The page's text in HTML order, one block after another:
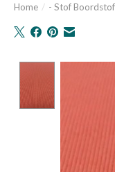
Home / - Stof